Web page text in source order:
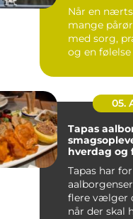
Når en
mange
med sorg,
og en følelse
05.
Tapas
hverdag og
Tapas har
flere vælger
når der skal